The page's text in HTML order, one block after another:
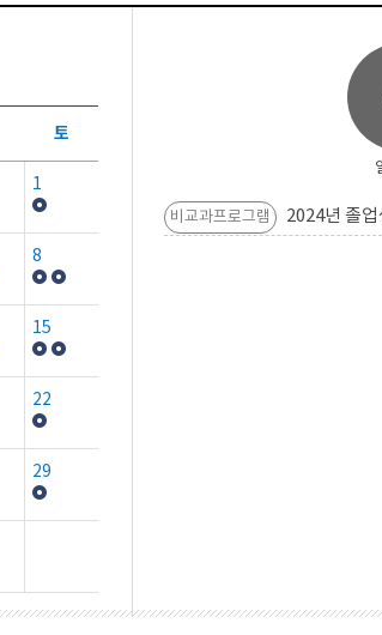
토
1
8
15
22
29
비교과프로그램 2024년 졸